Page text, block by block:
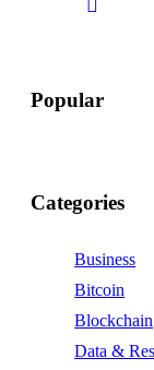
Popular
Categories
Business
Bitcoin
Blockchain
Data &